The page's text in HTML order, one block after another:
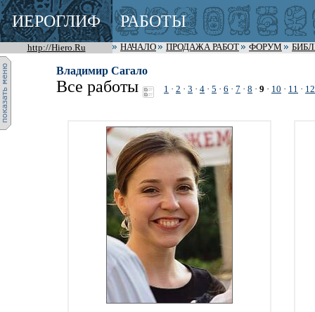
ИЕРОГЛИФ РАБОТЫ
http://Hiero.Ru НАЧАЛО ПРОДАЖА РАБОТ ФОРУМ
Владимир Сагало
Все работы 1 · 2 · 3 · 4 · 5 · 6 · 7 · 8 · 9 · 10 · 11 · 12